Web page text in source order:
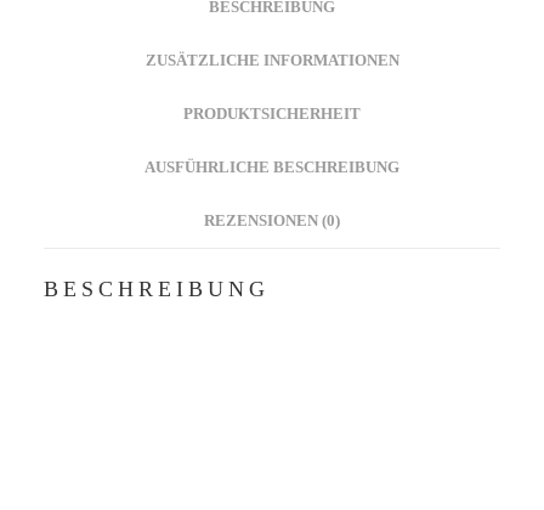
BESCHREIBUNG
ZUSÄTZLICHE INFORMATIONEN
PRODUKTSICHERHEIT
AUSFÜHRLICHE BESCHREIBUNG
REZENSIONEN (0)
BESCHREIBUNG